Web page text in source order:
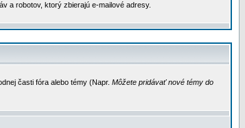
a robotov, ktorý zbierajú e-mailové adresy.
časti fóra alebo témy (Napr. Môžete pridávať nové témy do